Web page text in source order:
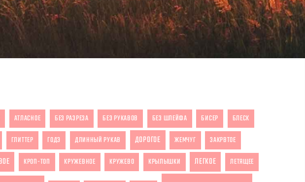
АТЛАСНОЕ БЕЗ РАЗРЕЗА БЕЗ РУКАВОВ БЕЗ ШЛЕЙФА БИСЕР БЛЕСК
ГЛИТТЕР ГОДЭ ДЛИННЫЙ РУКАВ ДОРОГОЕ ЖЕМЧУГ ЗАКРВТОЕ
КРОП-ТОП КРУЖЕВНОЕ КРУЖЕВО КРЫЛЫШКИ ЛЕГКОЕ ЛЕТЯЩЕЕ